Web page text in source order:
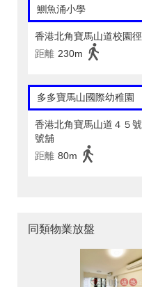
鰂魚涌小學
香港北角寶馬山道校園
距離 230m
多多寶馬山國際幼稚園
香港北角寶馬山道４５
號舖
距離 80m
同類物業放盤